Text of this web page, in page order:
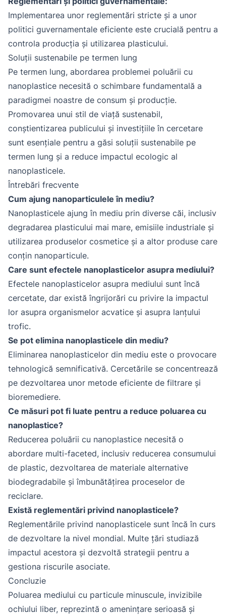
Implementarea unor reglementări stricte și a unor
politici guvernamentale eficiente este crucială pentru a
controla producția și utilizarea plasticului.
Soluții sustenabile pe termen lung
Pe termen lung, abordarea problemei poluării cu
nanoplastice necesită o schimbare fundamentală a
paradigmei noastre de consum și producție.
Promovarea unui stil de viață sustenabil,
conștientizarea publicului și investițiile în cercetare
sunt esențiale pentru a găsi soluții sustenabile pe
termen lung și a reduce impactul ecologic al
nanoplasticele.
Întrebări frecvente
Cum ajung nanoparticulele în mediu?
Nanoplasticele ajung în mediu prin diverse căi, inclusiv
degradarea plasticului mai mare, emisiile industriale și
utilizarea produselor cosmetice și a altor produse care
conțin nanoparticule.
Care sunt efectele nanoplasticelor asupra mediului?
Efectele nanoplasticelor asupra mediului sunt încă
cercetate, dar există îngrijorări cu privire la impactul
lor asupra organismelor acvatice și asupra lanțului
trofic.
Se pot elimina nanoplasticele din mediu?
Eliminarea nanoplasticelor din mediu este o provocare
tehnologică semnificativă. Cercetările se concentrează
pe dezvoltarea unor metode eficiente de filtrare și
bioremediere.
Ce măsuri pot fi luate pentru a reduce poluarea cu
nanoplastice?
Reducerea poluării cu nanoplastice necesită o
abordare multi-faceted, inclusiv reducerea consumului
de plastic, dezvoltarea de materiale alternative
biodegradabile și îmbunătățirea proceselor de
reciclare.
Există reglementări privind nanoplasticele?
Reglementările privind nanoplasticele sunt încă în curs
de dezvoltare la nivel mondial. Multe țări studiază
impactul acestora și dezvoltă strategii pentru a
gestiona riscurile asociate.
Concluzie
Poluarea mediului cu particule minuscule, invizibile
ochiului liber, reprezintă o amenințare serioasă și